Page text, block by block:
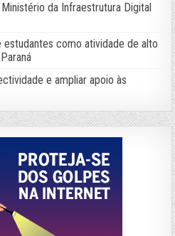
da Infraestrutura Digital
como atividade de alto
e ampliar apoio às